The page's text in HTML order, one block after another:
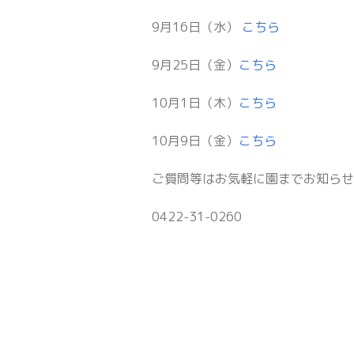
9月16日（水） こちら
9月25日（金） こちら
10月1日（木） こちら
10月9日（金） こちら
ご質問等はお気軽に園までお知らせ
0422-31-0260